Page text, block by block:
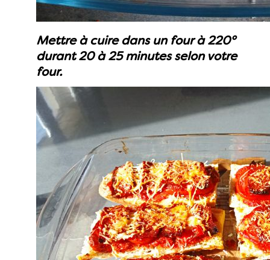
Mettre à cuire dans un four à 220°
durant 20 à 25 minutes selon votre
four.